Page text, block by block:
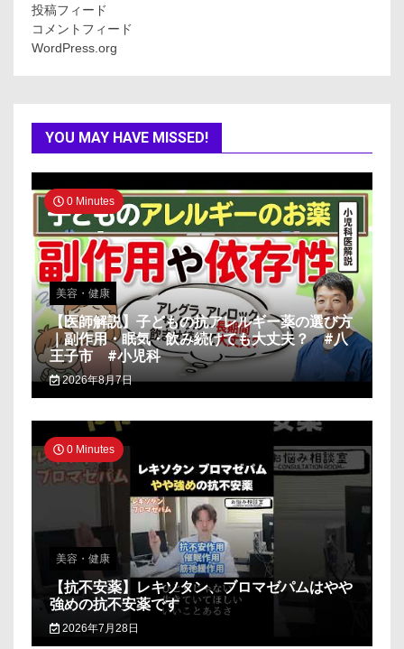
投稿フィード
コメントフィード
WordPress.org
YOU MAY HAVE MISSED!
0 Minutes
美容・健康
【医師解説】子どもの抗アレルギー薬の選び方
｜副作用・眠気・飲み続けても大丈夫？ #八
王子市 #小児科
2026年8月7日
0 Minutes
美容・健康
【抗不安薬】レキソタン、ブロマゼパムはやや
強めの抗不安薬です
2026年7月28日